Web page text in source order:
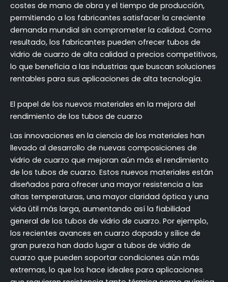
costes de mano de obra y el tiempo de producción,
permitiendo a los fabricantes satisfacer la creciente
demanda mundial sin comprometer la calidad. Como
resultado, los fabricantes pueden ofrecer tubos de
vidrio de cuarzo de alta calidad a precios competitivos,
lo que beneficia a las industrias que buscan soluciones
rentables para sus aplicaciones de alta tecnología.
El papel de los nuevos materiales en la mejora del
rendimiento de los tubos de cuarzo
Las innovaciones en la ciencia de los materiales han
llevado al desarrollo de nuevas composiciones de
vidrio de cuarzo que mejoran aún más el rendimiento
de los tubos de cuarzo. Estos nuevos materiales están
diseñados para ofrecer una mayor resistencia a las
altas temperaturas, una mayor claridad óptica y una
vida útil más larga, aumentando así la fiabilidad
general de los tubos de vidrio de cuarzo. Por ejemplo,
los recientes avances en cuarzo dopado y sílice de
gran pureza han dado lugar a tubos de vidrio de
cuarzo que pueden soportar condiciones aún más
extremas, lo que los hace ideales para aplicaciones